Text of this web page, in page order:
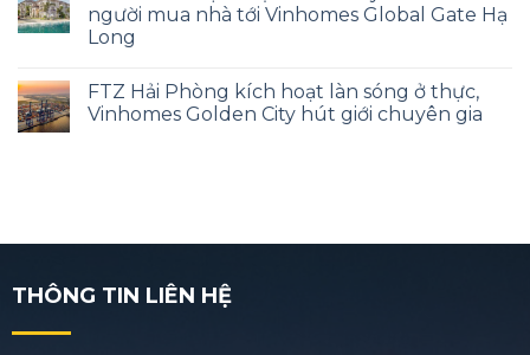
người mua nhà tới Vinhomes Global Gate Hạ
Long
FTZ Hải Phòng kích hoạt làn sóng ở thực,
Vinhomes Golden City hút giới chuyên gia
THÔNG TIN LIÊN HỆ